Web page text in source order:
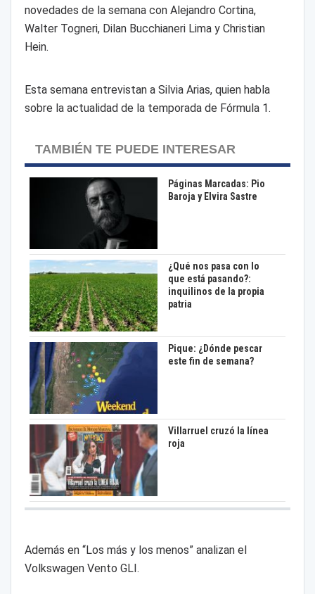
novedades de la semana con Alejandro Cortina,
Walter Togneri, Dilan Bucchianeri Lima y Christian
Hein.
Esta semana entrevistan a Silvia Arias, quien habla
sobre la actualidad de la temporada de Fórmula 1.
TAMBIÉN TE PUEDE INTERESAR
Páginas Marcadas: Pio
Baroja y Elvira Sastre
¿Qué nos pasa con lo
que está pasando?:
inquilinos de la propia
patria
Pique: ¿Dónde pescar
este fin de semana?
Villarruel cruzó la línea
roja
Además en “Los más y los menos” analizan el
Volkswagen Vento GLI.